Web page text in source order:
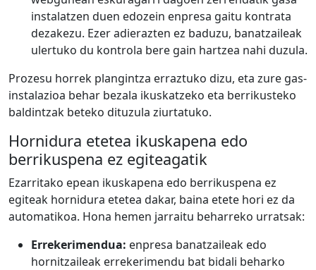
instalatzen duen edozein enpresa gaitu kontrata
dezakezu. Ezer adierazten ez baduzu, banatzaileak
ulertuko du kontrola bere gain hartzea nahi duzula.
Prozesu horrek plangintza erraztuko dizu, eta zure gas-
instalazioa behar bezala ikuskatzeko eta berrikusteko
baldintzak beteko dituzula ziurtatuko.
Hornidura etetea ikuskapena edo
berrikuspena ez egiteagatik
Ezarritako epean ikuskapena edo berrikuspena ez
egiteak hornidura etetea dakar, baina etete hori ez da
automatikoa. Hona hemen jarraitu beharreko urratsak:
Errekerimendua: enpresa banatzaileak edo
hornitzaileak errekerimendu bat bidali beharko